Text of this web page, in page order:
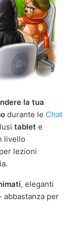
la tua
durante le Chat
tablet e
livello
lezioni
, eleganti
abbastanza per